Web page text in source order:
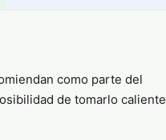
como parte del
de tomarlo caliente